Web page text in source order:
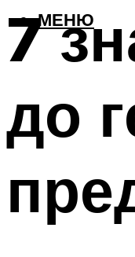
МЕНЮ
7
до